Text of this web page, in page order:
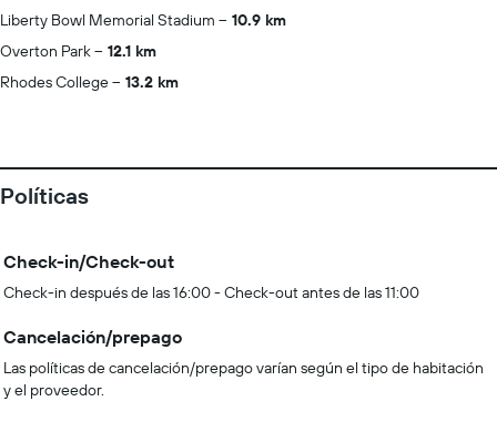
Liberty Bowl Memorial Stadium
10.9 km
Overton Park
12.1 km
Rhodes College
13.2 km
Políticas
Check-in/Check-out
Check-in después de las 16:00 - Check-out antes de las 11:00
Cancelación/prepago
Las políticas de cancelación/prepago varían según el tipo de habitación
y el proveedor.